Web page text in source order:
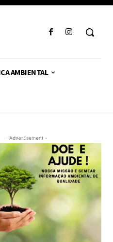
AMBIENTAL
- Advertisement -